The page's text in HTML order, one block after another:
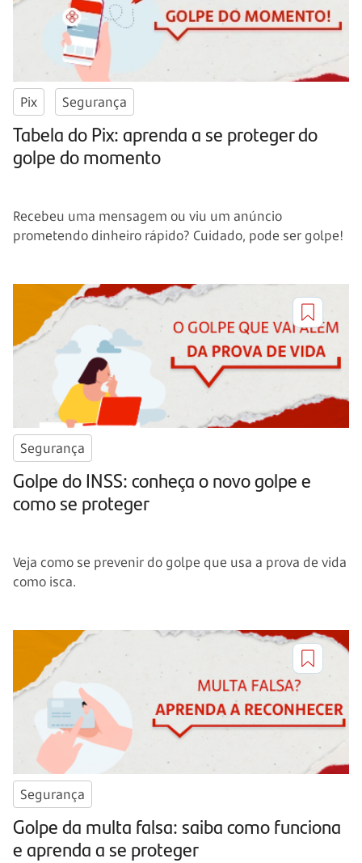
Pix Segurança
Tabela do Pix: aprenda a se proteger do
golpe do momento
Recebeu uma mensagem ou viu um anúncio
prometendo dinheiro rápido? Cuidado, pode ser golpe!
Segurança
Golpe do INSS: conheça o novo golpe e
como se proteger
Veja como se prevenir do golpe que usa a prova de vida
como isca.
Segurança
Golpe da multa falsa: saiba como funciona
e aprenda a se proteger